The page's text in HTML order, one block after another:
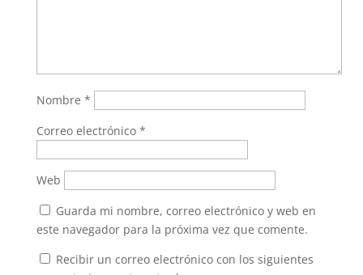
Nombre *
Correo electrónico *
Web
Guarda mi nombre, correo electrónico y web en
este navegador para la próxima vez que comente.
Recibir un correo electrónico con los siguientes